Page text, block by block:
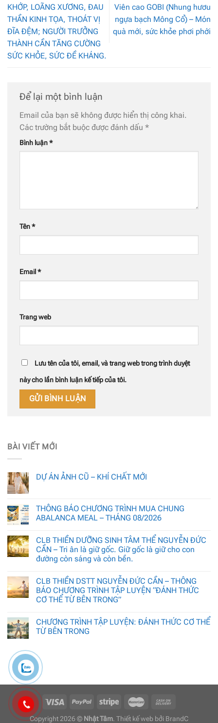
KHỚP, LOÃNG XƯƠNG, ĐAU
THẦN KINH TỌA, THOÁT VỊ
ĐĨA ĐỆM; NGƯỜI TRƯỞNG
THÀNH CẦN TĂNG CƯỜNG
SỨC KHỎE, SỨC ĐỀ KHÁNG.
Viên cao GOBI (Nhung hươu
ngựa bạch Mông Cổ) – Món
quà mới, sức khỏe phơi phới
Để lại một bình luận
Email của bạn sẽ không được hiển thị công khai.
Các trường bắt buộc được đánh dấu *
Bình luận*
Tên*
Email *
Trang web
Lưu tên của tôi, email, và trang web trong trình duyệt
này cho lần bình luận kế tiếp của tôi.
BÀI VIẾT MỚI
DỰ ÁN ẢNH CŨ – KHÍ CHẤT MỚI
THÔNG BÁO CHƯƠNG TRÌNH MUA CHUNG
ABALANCA MEAL – THÁNG 08/2026
CLB THIỀN DƯỠNG SINH TÂM THỂ NGUYỄN ĐỨC
CẦN – Tri ân là giữ gốc. Giữ gốc là giữ cho con
đường còn sáng và còn bền.
CLB THIỀN DSTT NGUYỄN ĐỨC CẦN – THÔNG
BÁO CHƯƠNG TRÌNH TẬP LUYỆN “ĐÁNH THỨC
CƠ THỂ TỪ BÊN TRONG”
CHƯƠNG TRÌNH TẬP LUYỆN: ĐÁNH THỨC CƠ THỂ
TỪ BÊN TRONG
Copyright 2026 © Nhật Tâm. Thiết kế web bởi BrandC